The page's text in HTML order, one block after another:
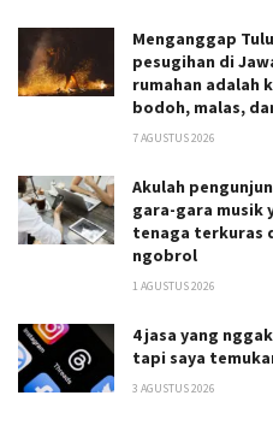
Menganggap
pesugihan di
rumahan adalah
bodoh, malas,
7 AGUSTUS 2026
Akulah
gara-gara musik
tenaga terkuras
ngobrol
1 AGUSTUS 2026
4 jasa yang
tapi saya
3 AGUSTUS 2026